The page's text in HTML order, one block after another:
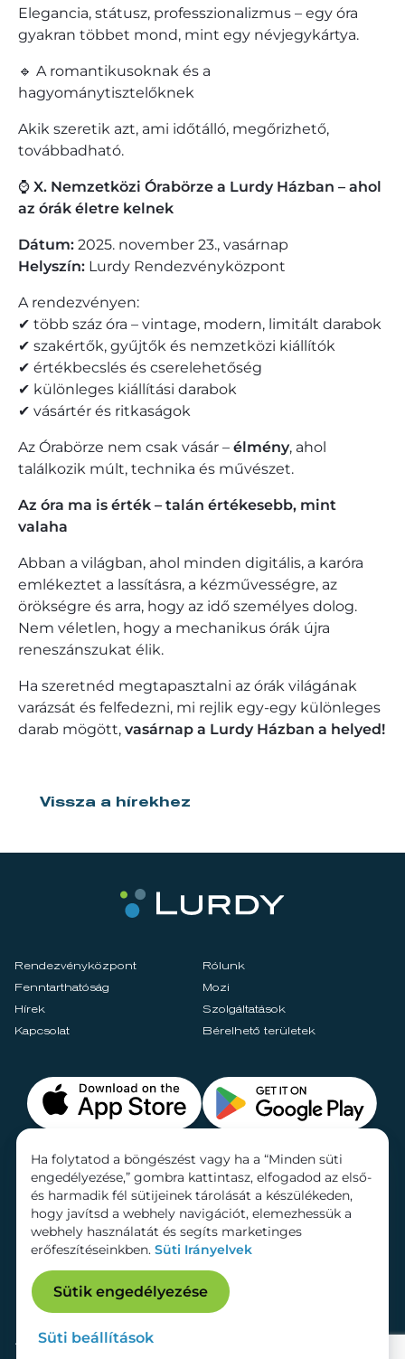
Elegancia, státusz, professzionalizmus – egy óra
gyakran többet mond, mint egy névjegykártya.
🔹 A romantikusoknak és a
hagyománytisztelőknek
Akik szeretik azt, ami időtálló, megőrizhető,
továbbadható.
⌚ X. Nemzetközi Órabörze a Lurdy Házban – ahol
az órák életre kelnek
Dátum: 2025. november 23., vasárnap
Helyszín: Lurdy Rendezvényközpont
A rendezvényen:
✔ több száz óra – vintage, modern, limitált darabok
✔ szakértők, gyűjtők és nemzetközi kiállítók
✔ értékbecslés és cserelehetőség
✔ különleges kiállítási darabok
✔ vásártér és ritkaságok
Az Órabörze nem csak vásár – élmény, ahol
találkozik múlt, technika és művészet.
Az óra ma is érték – talán értékesebb, mint
valaha
Abban a világban, ahol minden digitális, a karóra
emlékeztet a lassításra, a kézművességre, az
örökségre és arra, hogy az idő személyes dolog.
Nem véletlen, hogy a mechanikus órák újra
reneszánszukat élik.
Ha szeretnéd megtapasztalni az órák világának
varázsát és felfedezni, mi rejlik egy-egy különleges
darab mögött, vasárnap a Lurdy Házban a helyed!
Vissza a hírekhez
Rendezvényközpont
Rólunk
Fenntarthatóság
Mozi
Hírek
Szolgáltatások
Kapcsolat
Bérelhető területek
Adatkezelési tájékoztatóDokumentumok
Ha folytatod a böngészést vagy ha a “Minden süti
engedélyezése,” gombra kattintasz, elfogadod az első-
és harmadik fél sütijeinek tárolását a készülékeden,
hogy javítsd a webhely navigációt, elemezhessük a
webhely használatát és segíts marketinges
erőfeszítéseinkben. Süti Irányelvek
Sütik engedélyezése
Süti beállítások